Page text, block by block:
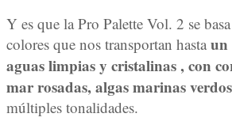
Y es que la Pro Palette Vol. 2 se
colores que nos transportan hasta un
aguas limpias y cristalinas , con
mar rosadas, algas marinas
múltiples tonalidades.